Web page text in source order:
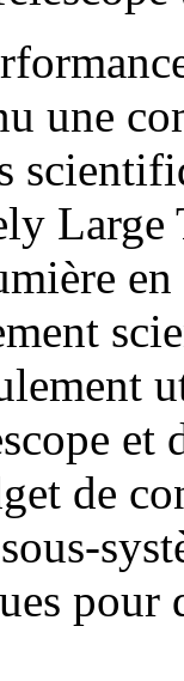
une
et
de
pour